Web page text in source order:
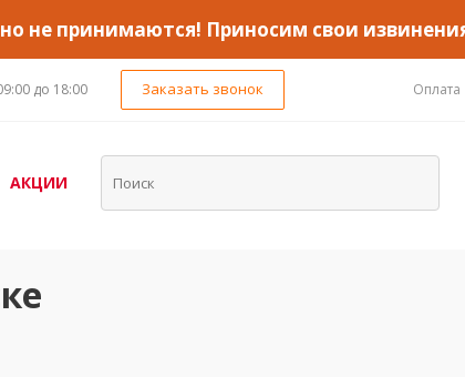
не принимаются! Приносим свои
до 18:00 Заказать звонок Оплата
АКЦИИ